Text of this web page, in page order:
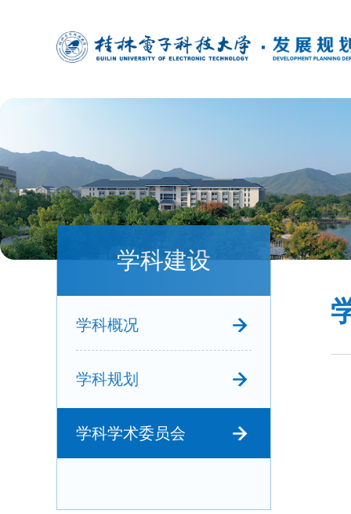
学科建设
学科概况
学科规划
学科学术委员会